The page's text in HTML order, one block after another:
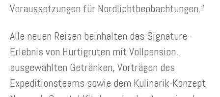
Voraussetzungen für Nordlichtbeobachtungen.“
Alle neuen Reisen beinhalten das Signature-
Erlebnis von Hurtigruten mit Vollpension,
ausgewählten Getränken, Vorträgen des
Expeditionsteams sowie dem Kulinarik-Konzept